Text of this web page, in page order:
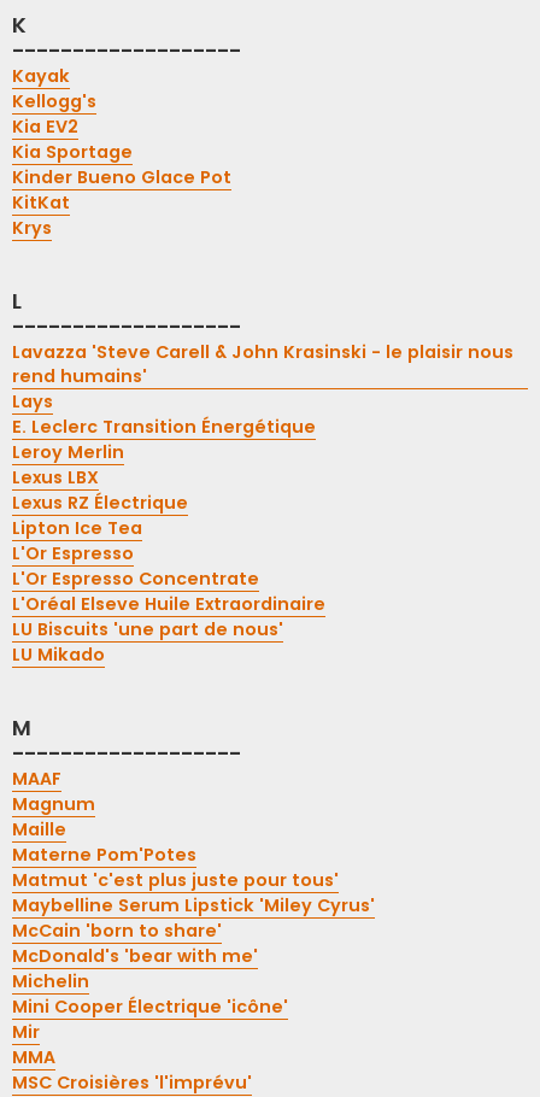
K
-------------------
Kayak
Kellogg's
Kia EV2
Kia Sportage
Kinder Bueno Glace Pot
KitKat
Krys
L
-------------------
Lavazza 'Steve Carell & John Krasinski - le plaisir nous
rend humains'
Lays
E. Leclerc Transition Énergétique
Leroy Merlin
Lexus LBX
Lexus RZ Électrique
Lipton Ice Tea
L'Or Espresso
L'Or Espresso Concentrate
L'Oréal Elseve Huile Extraordinaire
LU Biscuits 'une part de nous'
LU Mikado
M
-------------------
MAAF
Magnum
Maille
Materne Pom'Potes
Matmut 'c'est plus juste pour tous'
Maybelline Serum Lipstick 'Miley Cyrus'
McCain 'born to share'
McDonald's 'bear with me'
Michelin
Mini Cooper Électrique 'icône'
Mir
MMA
MSC Croisières 'l'imprévu'